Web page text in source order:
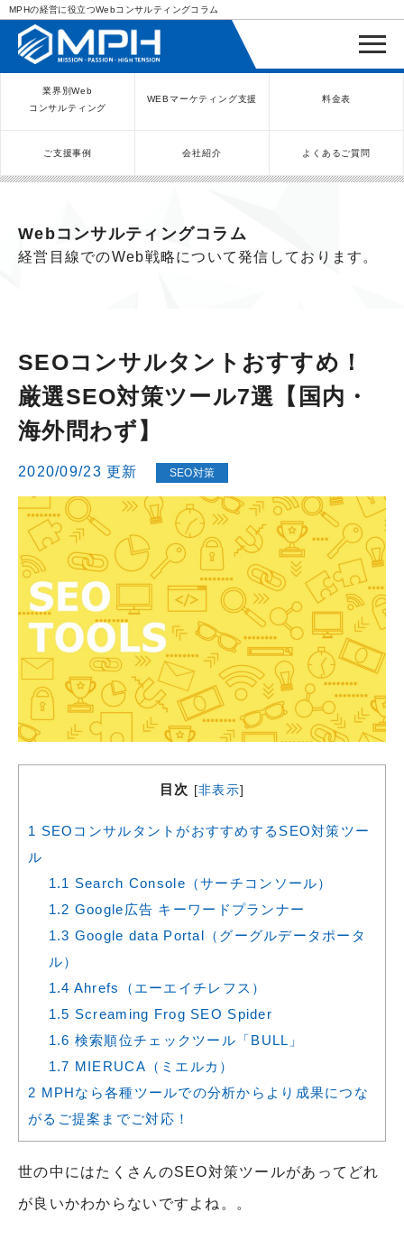
MPHの経営に役立つWebコンサルティングコラム
業界別Web
コンサルティング
WEBマーケティング支援 料金表
ご支援事例 会社紹介 よくあるご質問
Webコンサルティングコラム
経営目線でのWeb戦略について発信しております。
SEOコンサルタントおすすめ！
厳選SEO対策ツール7選【国内・
海外問わず】
2020/09/23 更新 SEO対策
目次 [非表示]
1 SEOコンサルタントがおすすめするSEO対策ツー
ル
1.1 Search Console（サーチコンソール）
1.2 Google広告 キーワードプランナー
1.3 Google data Portal（グーグルデータポータ
ル）
1.4 Ahrefs（エーエイチレフス）
1.5 Screaming Frog SEO Spider
1.6 検索順位チェックツール「BULL」
1.7 MIERUCA（ミエルカ）
2 MPHなら各種ツールでの分析からより成果につな
がるご提案までご対応！
世の中にはたくさんのSEO対策ツールがあってどれ
が良いかわからないですよね。。